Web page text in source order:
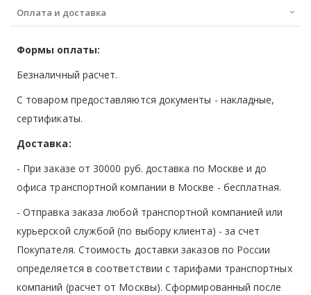
Оплата и доставка
Формы оплаты:
Безналичный расчет.
С товаром предоставляются документы - накладные,
сертификаты.
Доставка:
- При заказе от 30000 руб. доставка по Москве и до
офиса транспортной компании в Москве - бесплатная.
- Отправка заказа любой транспортной компанией или
курьерской службой (по выбору клиента) - за счет
Покупателя. Стоимость доставки заказов по России
определяется в соответствии с тарифами транспортных
компаний (расчет от Москвы). Сформированный после